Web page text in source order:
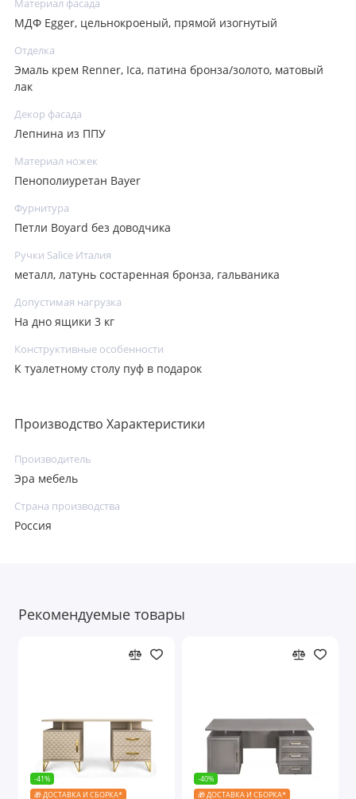
Материал фасада
МДФ Egger, цельнокроеный, прямой изогнутый
Отделка
Эмаль крем Renner, Ica, патина бронза/золото, матовый
лак
Декор фасада
Лепнина из ППУ
Материал ножек
Пенополиуретан Bayer
Фурнитура
Петли Boyard без доводчика
Ручки Salice Италия
металл, латунь состаренная бронза, гальваника
Допустимая нагрузка
На дно ящики 3 кг
Конструктивные особенности
К туалетному столу пуф в подарок
Производство Характеристики
Производитель
Эра мебель
Страна производства
Россия
Рекомендуемые товары
-41%
🎁 ДОСТАВКА И СБОРКА*
-40%
🎁 ДОСТАВКА И СБОРКА*